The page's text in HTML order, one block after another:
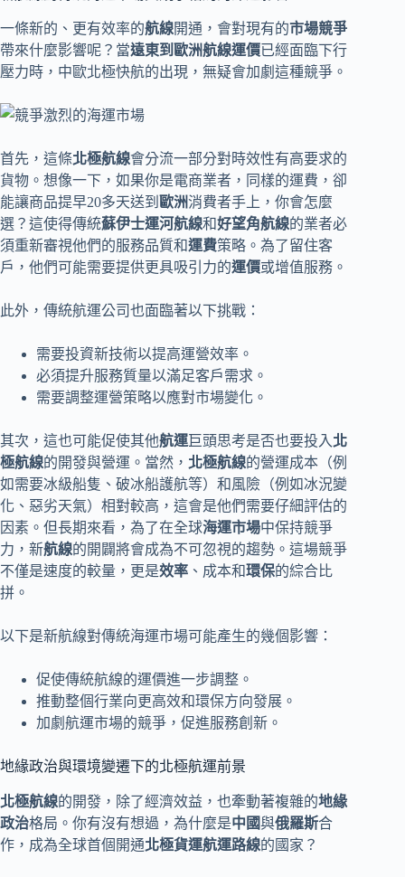
一條新的、更有效率的航線開通，會對現有的市場競爭
帶來什麼影響呢？當遠東到歐洲航線運價已經面臨下行
壓力時，中歐北極快航的出現，無疑會加劇這種競爭。
首先，這條北極航線會分流一部分對時效性有高要求的
貨物。想像一下，如果你是電商業者，同樣的運費，卻
能讓商品提早20多天送到 歐洲消費者手上，你會怎麼
選？這使得傳統蘇伊士運河航線和好望角航線的業者必
須重新審視他們的服務品質和運費策略。為了留住客
戶，他們可能需要提供更具吸引力的運價或增值服務。
此外，傳統航運公司也面臨著以下挑戰：
需要投資新技術以提高運營效率。
必須提升服務質量以滿足客戶需求。
需要調整運營策略以應對市場變化。
其次，這也可能促使其他航運巨頭思考是否也要投入北
極航線的開發與營運。當然， 北極航線的營運成本（例
如需要冰級船隻、破冰船護航等）和風險（例如冰況變
化、惡劣天氣）相對較高，這會是他們需要仔細評估的
因素。但長期來看，為了在全球海運市場中保持競爭
力，新航線的開闢將會成為不可忽視的趨勢。這場競爭
不僅是速度的較量，更是效率 、成本和環保的綜合比
拼。
以下是新航線對傳統海運市場可能產生的幾個影響：
促使傳統航線的運價進一步調整。
推動整個行業向更高效和環保方向發展。
加劇航運市場的競爭，促進服務創新。
地緣政治與環境變遷下的北極航運前景
北極航線的開發，除了經濟效益，也牽動著複雜的地緣
政治格局。你有沒有想過，為什麼是中國與俄羅斯合
作，成為全球首個開通北極貨運航運路線的國家？